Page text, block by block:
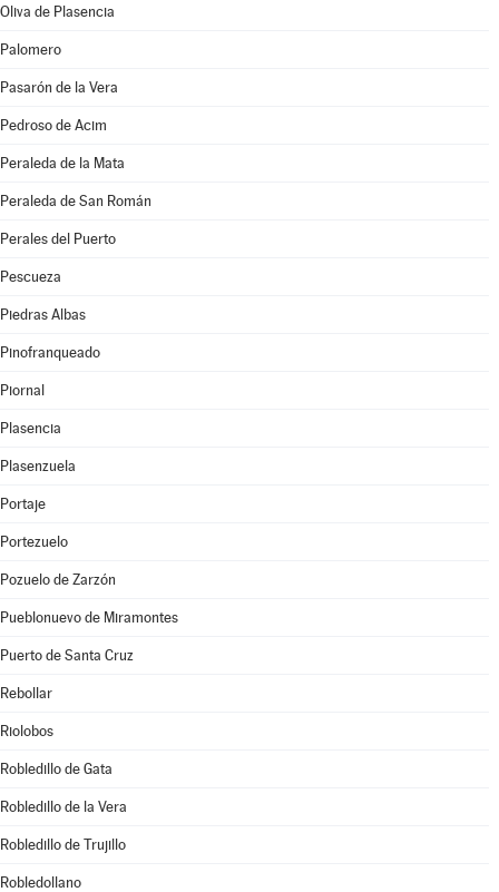
Oliva de Plasencia
Palomero
Pasarón de la Vera
Pedroso de Acim
Peraleda de la Mata
Peraleda de San Román
Perales del Puerto
Pescueza
Piedras Albas
Pinofranqueado
Piornal
Plasencia
Plasenzuela
Portaje
Portezuelo
Pozuelo de Zarzón
Pueblonuevo de Miramontes
Puerto de Santa Cruz
Rebollar
Riolobos
Robledillo de Gata
Robledillo de la Vera
Robledillo de Trujillo
Robledollano